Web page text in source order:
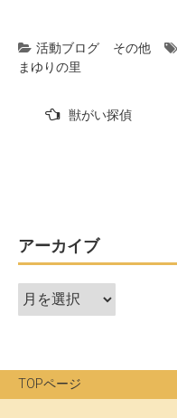
活動ブログ その他
まゆりの里
ー
シ
ョ
獣がい探偵
アーカイブ
ア
ー
ブ
TOPページ